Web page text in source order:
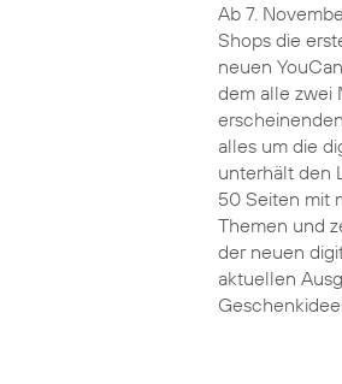
Ab 7.
Shops die
neuen
dem alle zwei
alles um die
unterhält den
50 Seiten mit
Themen und
der neuen
aktuellen